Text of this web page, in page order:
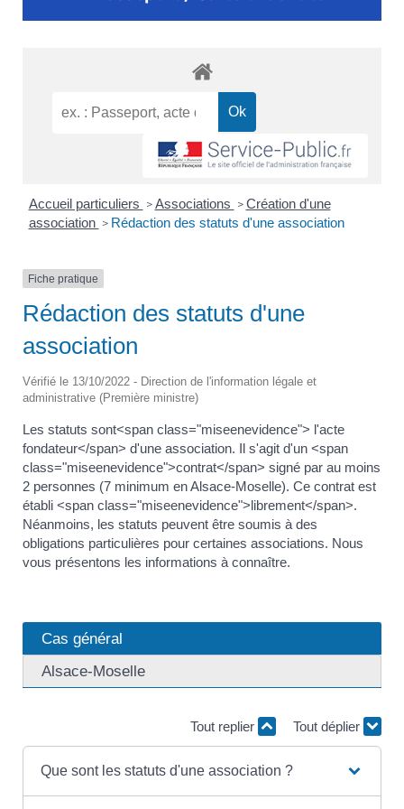
Accueil particuliers > Associations > Création d'une
association > Rédaction des statuts d'une association
Fiche pratique
Rédaction des statuts d'une
association
Vérifié le 13/10/2022 - Direction de l'information légale et
administrative (Première ministre)
Les statuts sont<span class="miseenevidence"> l'acte
fondateur</span> d'une association. Il s'agit d'un <span
class="miseenevidence">contrat</span> signé par au moins
2 personnes (7 minimum en Alsace-Moselle). Ce contrat est
établi <span class="miseenevidence">librement</span>.
Néanmoins, les statuts peuvent être soumis à des
obligations particulières pour certaines associations. Nous
vous présentons les informations à connaître.
Cas général
Alsace-Moselle
Tout replier Tout déplier
Que sont les statuts d'une association ?